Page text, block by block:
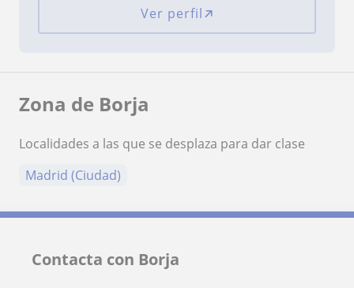
Ver perfil
Zona de Borja
Localidades a las que se desplaza para dar clase
Madrid (Ciudad)
Contacta con Borja